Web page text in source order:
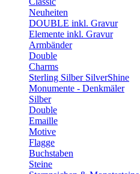
Neuheiten
DOUBLE inkl. Gravur
Elemente inkl. Gravur
Armbänder
Double
Charms
Sterling Silber SilverShine
Monumente - Denkmäler
Silber
Double
Emaille
Motive
Flagge
Buchstaben
Steine